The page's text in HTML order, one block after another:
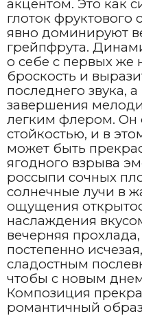
акцентом. Это как
глоток фруктового
явно доминируют
грейпфрута.
о себе с первых же
броскость и
последнего звука,
завершения
легким флером. Он
стойкостью, и в
может быть
ягодного взрыва
россыпи сочных
солнечные лучи в
ощущения
наслаждения
вечерняя
постепенно
сладостным
чтобы с новым
Композиция
романтичный